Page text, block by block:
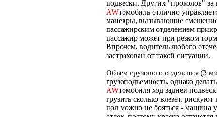
подвески. Других "проколов" за
AWтомобиль отлично
маневры, вызывающие смещение
пассажирским отделением
пассажир может при резком
Впрочем, водитель любого
застрахован от такой ситуации.
Объем грузового отделения (3
грузоподъемность, однако
AWтомобиля ход задней
грузить сколько влезет,
пол можно не бояться - машина